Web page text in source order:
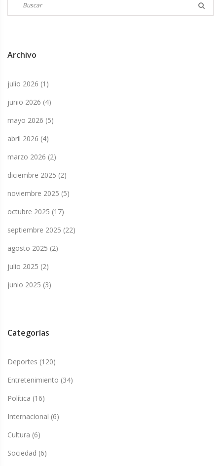
Archivo
julio 2026 (1)
junio 2026 (4)
mayo 2026 (5)
abril 2026 (4)
marzo 2026 (2)
diciembre 2025 (2)
noviembre 2025 (5)
octubre 2025 (17)
septiembre 2025 (22)
agosto 2025 (2)
julio 2025 (2)
junio 2025 (3)
Categorías
Deportes (120)
Entretenimiento (34)
Política (16)
Internacional (6)
Cultura (6)
Sociedad (6)